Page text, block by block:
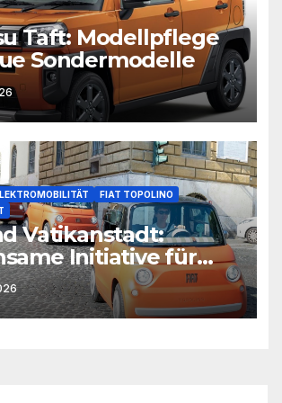
Taft: Modellpflege
Sondermodelle
FIAT TOPOLINO
Vatikanstadt:
Initiative für
Mikromobilität